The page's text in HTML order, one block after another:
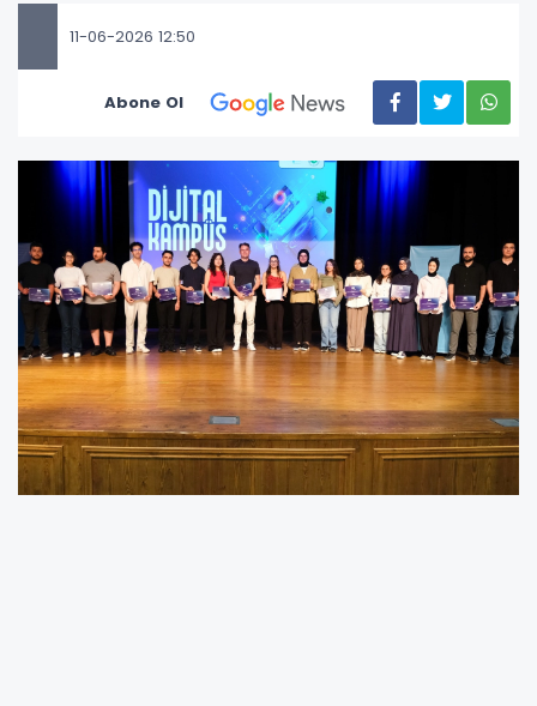
11-06-2026 12:50
Abone Ol